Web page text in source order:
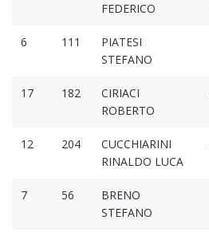
FEDERICO
6 111
PIATESI
STEFANO
17 182
CIRIACI
ROBERTO
12 204
CUCCHIARINI
RINALDO LUCA
7 56
BRENO
STEFANO